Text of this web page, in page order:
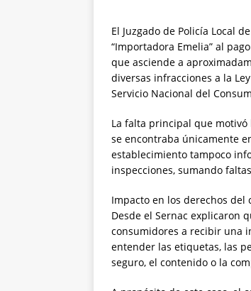
​El Juzgado de Policía Local
“Importadora Emelia” al
que asciende a
diversas infracciones a la
Servicio Nacional del
​La falta principal que
se encontraba únicamente
establecimiento tampoco
inspecciones, sumando
​Impacto en los derechos del
​Desde el Sernac explicaron
consumidores a recibir una
entender las etiquetas, las
seguro, el contenido o la